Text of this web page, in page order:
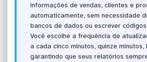
informações de vendas, clientes e
automaticamente, sem necessidade
bancos de dados ou escrever
Você escolhe a frequência de
a cada cinco minutos, quinze minutos,
garantindo que seus relatórios